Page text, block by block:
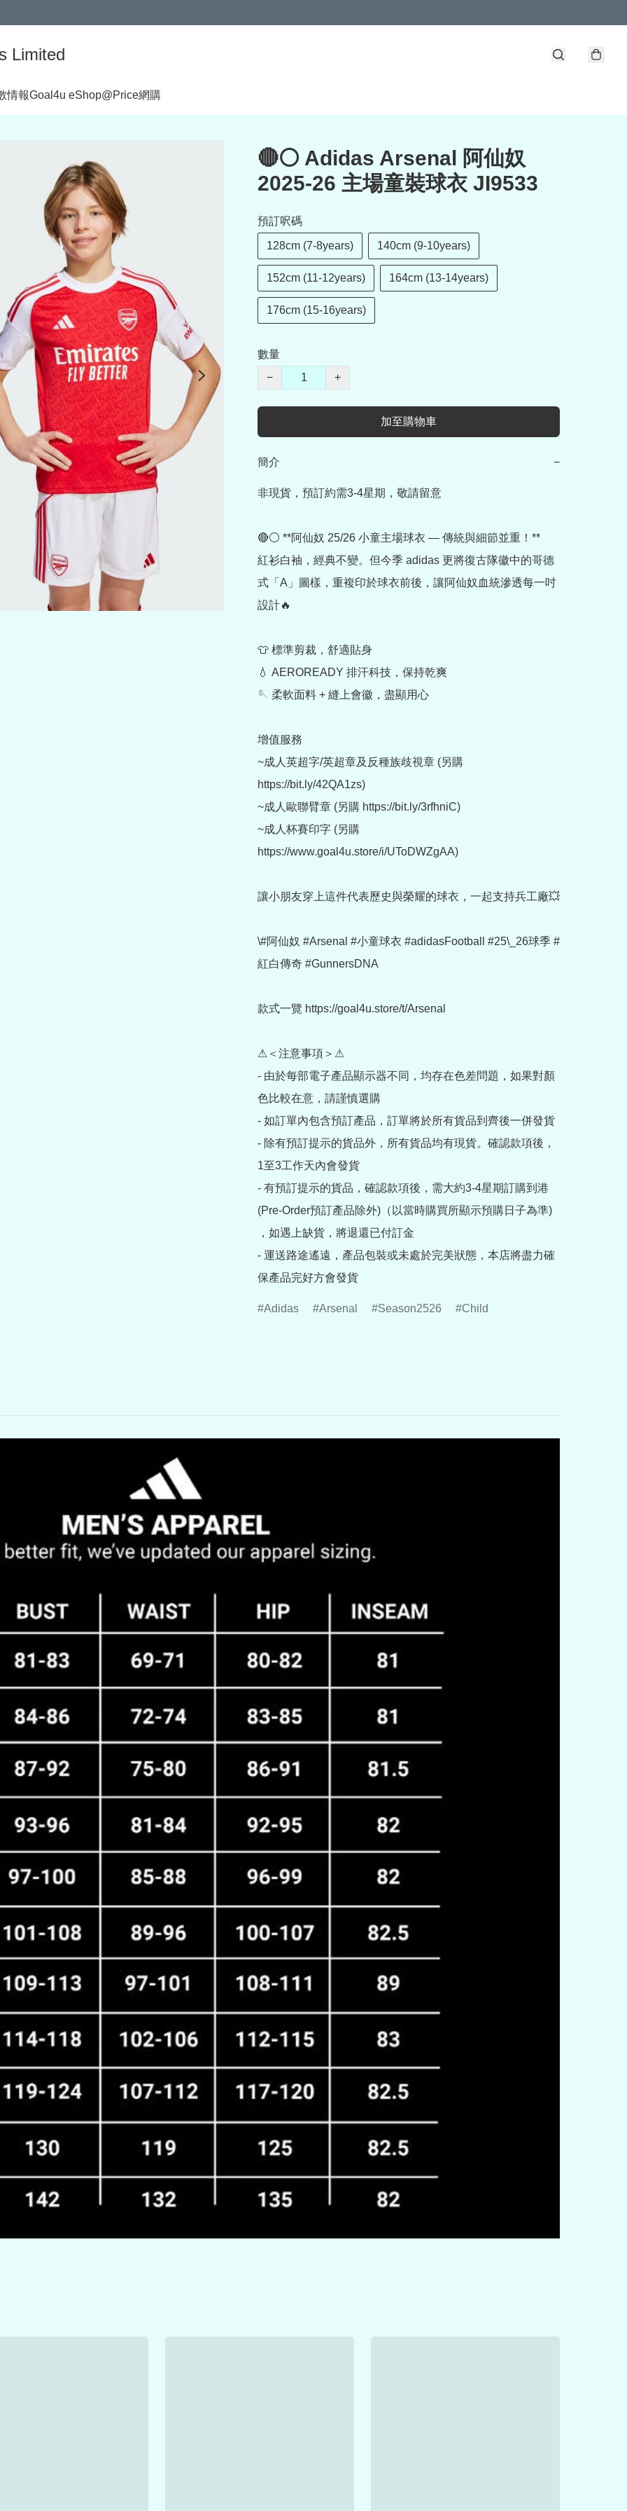
Limited
情報Goal4u eShop@Price網購
🔴⚪ Adidas Arsenal 阿仙奴
2025-26 主場童裝球衣 JI9533
預訂呎碼
128cm (7-8years) 140cm (9-10years)
152cm (11-12years) 164cm (13-14years)
176cm (15-16years)
數量
−
+
加至購物車
簡介 −
非現貨，預訂約需3-4星期，敬請留意
🔴⚪ **阿仙奴 25/26 小童主場球衣 — 傳統與細節並重！**
紅衫白袖，經典不變。但今季 adidas 更將復古隊徽中的哥德
式「A」圖樣，重複印於球衣前後，讓阿仙奴血統滲透每一吋
設計🔥
👕 標準剪裁，舒適貼身
💧 AEROREADY 排汗科技，保持乾爽
🪡 柔軟面料 + 縫上會徽，盡顯用心
增值服務
~成人英超字/英超章及反種族歧視章 (另購
https://bit.ly/42QA1zs)
~成人歐聯臂章 (另購 https://bit.ly/3rfhniC)
~成人杯賽印字 (另購
https://www.goal4u.store/i/UToDWZgAA)
讓小朋友穿上這件代表歷史與榮耀的球衣，一起支持兵工廠💥
\#阿仙奴 #Arsenal #小童球衣 #adidasFootball #25\_26球季 #
紅白傳奇 #GunnersDNA
款式一覽 https://goal4u.store/t/Arsenal
⚠＜注意事項＞⚠
- 由於每部電子產品顯示器不同，均存在色差問題，如果對顏
色比較在意，請謹慎選購
- 如訂單內包含預訂產品，訂單將於所有貨品到齊後一併發貨
- 除有預訂提示的貨品外，所有貨品均有現貨。確認款項後，
1至3工作天內會發貨
- 有預訂提示的貨品，確認款項後，需大約3-4星期訂購到港
(Pre-Order預訂產品除外)（以當時購買所顯示預購日子為準)
，如遇上缺貨，將退還已付訂金
- 運送路途遙遠，產品包裝或未處於完美狀態，本店將盡力確
保產品完好方會發貨
Adidas Arsenal Season2526 Child